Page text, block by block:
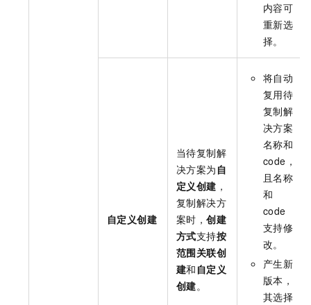
内容可
重新选
择。
自定义创建
当待复制解
决方案为 自
定义创建 ，
复制解决方
案时，创建
方式支持按
范围关联创
建和 自定义
创建。
将自动
复用待
复制解
决方案
名称和
code，
且名称
和
code
支持修
改。
产生新
版本，
其选择